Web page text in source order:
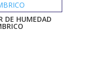
DE HUMEDAD